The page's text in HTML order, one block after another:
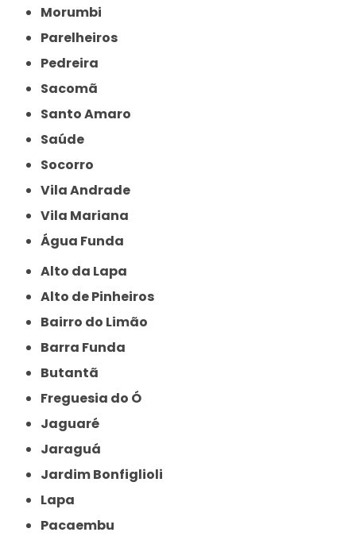
Morumbi
Parelheiros
Pedreira
Sacomã
Santo Amaro
Saúde
Socorro
Vila Andrade
Vila Mariana
Água Funda
Alto da Lapa
Alto de Pinheiros
Bairro do Limão
Barra Funda
Butantã
Freguesia do Ó
Jaguaré
Jaraguá
Jardim Bonfiglioli
Lapa
Pacaembu